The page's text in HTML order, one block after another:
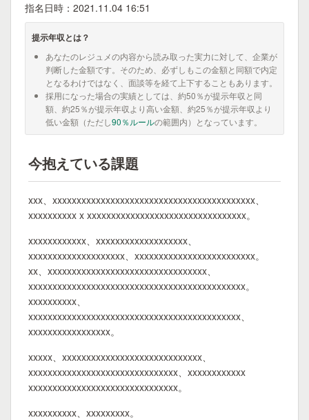
指名日時：2021.11.04 16:51
提示年収とは？
あなたのレジュメの内容から読み取った実力に対して、企業が
判断した金額です。そのため、必ずしもこの金額と同額で内定
となるわけではなく、面談等を経て上下することもあります。
採用になった場合の実績としては、約50％が提示年収と同
額、約25％が提示年収より高い金額、約25％が提示年収より
低い金額（ただし90％ルールの範囲内）となっています。
今抱えている課題
xxx、xxxxxxxxxxxxxxxxxxxxxxxxxxxxxxxxxxxxxxxxxx、
xxxxxxxxxx x xxxxxxxxxxxxxxxxxxxxxxxxxxxxxxxxx。
xxxxxxxxxxxx、xxxxxxxxxxxxxxxxxxx、
xxxxxxxxxxxxxxxxxxxx、xxxxxxxxxxxxxxxxxxxxxxxxx。
xx、xxxxxxxxxxxxxxxxxxxxxxxxxxxxxxxxx、
xxxxxxxxxxxxxxxxxxxxxxxxxxxxxxxxxxxxxxxxxxxxx。
xxxxxxxxxx、
xxxxxxxxxxxxxxxxxxxxxxxxxxxxxxxxxxxxxxxxxxxx、
xxxxxxxxxxxxxxxxx。
xxxxx、xxxxxxxxxxxxxxxxxxxxxxxxxxxxx、
xxxxxxxxxxxxxxxxxxxxxxxxxxxxxxx、xxxxxxxxxxxx
xxxxxxxxxxxxxxxxxxxxxxxxxxxxxxx。
xxxxxxxxxx、xxxxxxxxx。